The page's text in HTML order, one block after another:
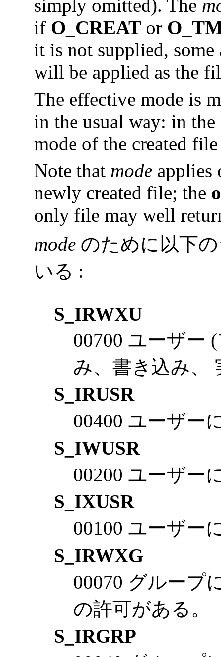
simply omitted). The
if O_CREAT or
it is not supplied,
will be applied as the
The effective mode is
in the usual way: in
mode of the created
Note that mode applies
newly created file; the
only file may well
mode のために以下
いる :
S_IRWXU
00700 ユーザー
み、書き込み、
S_IRUSR
00400 ユーザー
S_IWUSR
00200 ユーザー
S_IXUSR
00100 ユーザー
S_IRWXG
00070 グループ
の許可がある。
S_IRGRP